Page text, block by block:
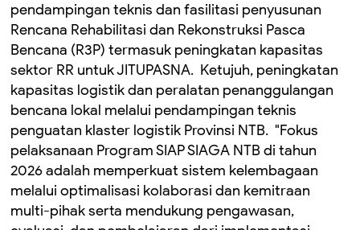
pendampingan teknis dan fasilitasi penyusunan
Rencana Rehabilitasi dan Rekonstruksi Pasca
Bencana (R3P) termasuk peningkatan kapasitas
sektor RR untuk JITUPASNA. ‎ Ketujuh, peningkatan
kapasitas logistik dan peralatan penanggulangan
bencana lokal melalui pendampingan teknis
penguatan klaster logistik Provinsi NTB. ‎ ‎"Fokus
pelaksanaan Program SIAP SIAGA NTB di tahun
2026 adalah memperkuat sistem kelembagaan
melalui optimalisasi kolaborasi dan kemitraan
multi-pihak serta mendukung pengawasan,